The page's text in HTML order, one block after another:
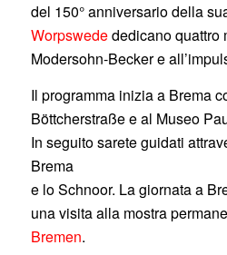
del 150° anniversario della
Worpswedededicano quattro
Modersohn-Becker e
Il programma inizia a Brema
Böttcherstraße e al Museo
In seguito sarete guidati
Brema
e lo Schnoor. La giornata a
una visita alla mostra
Bremen.